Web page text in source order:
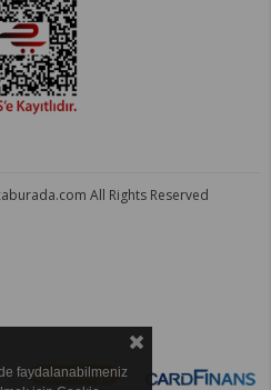
All Rights Reserved
faydalanabilmeniz